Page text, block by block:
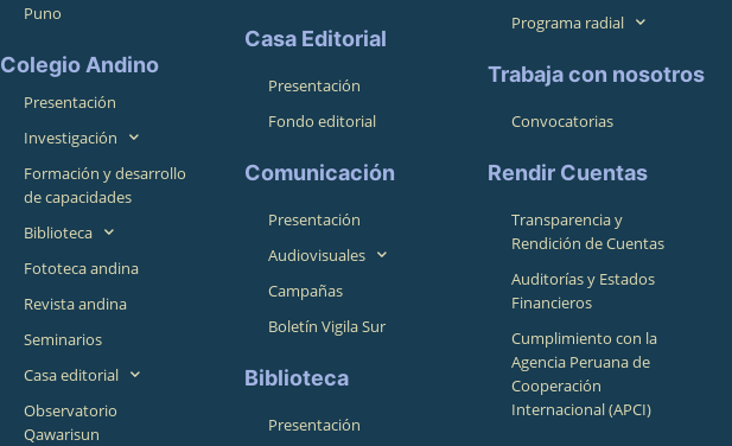
Puno
Colegio Andino
Presentación
Investigación
Formación y desarrollo
de capacidades
Biblioteca
Fototeca andina
Revista andina
Seminarios
Casa editorial
Observatorio
Qawarisun
Casa Editorial
Presentación
Fondo editorial
Comunicación
Presentación
Audiovisuales
Campañas
Boletín Vigila Sur
Biblioteca
Presentación
Programa radial
Trabaja con nosotros
Convocatorias
Rendir Cuentas
Transparencia y
Rendición de Cuentas
Auditorías y Estados
Financieros
Cumplimiento con la
Agencia Peruana de
Cooperación
Internacional (APCI)